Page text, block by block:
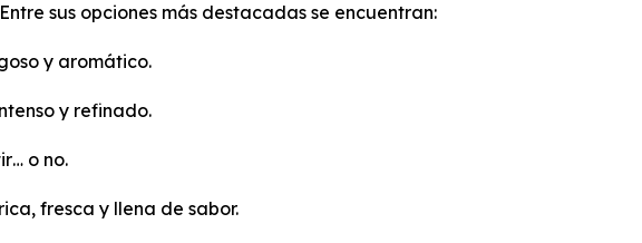
sus opciones más destacadas se encuentran:
y aromático.
y refinado.
o no.
fresca y llena de sabor.